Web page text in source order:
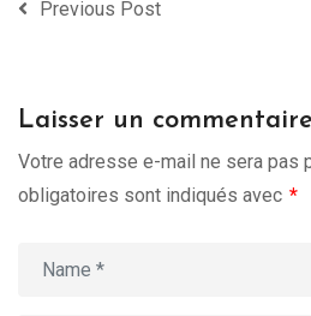
Previous Post
Laisser un commentaire
Votre adresse e-mail ne sera pas
obligatoires sont indiqués avec *